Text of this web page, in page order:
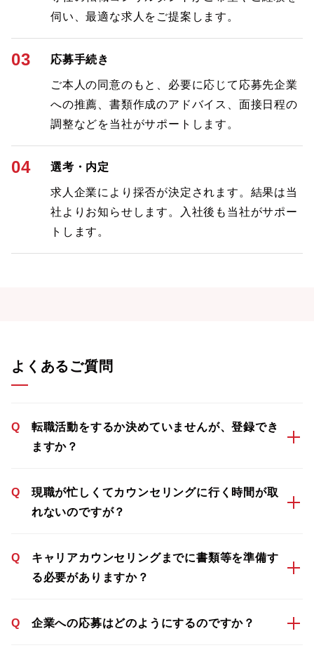
伺い、最適な求人をご提案します。
03 応募手続き
ご本人の同意のもと、必要に応じて応募先企業
への推薦、書類作成のアドバイス、面接日程の
調整などを当社がサポートします。
04 選考・内定
求人企業により採否が決定されます。結果は当
社よりお知らせします。入社後も当社がサポー
トします。
よくあるご質問
Q
転職活動をするか決めていませんが、登録でき
ますか？
Q
現職が忙しくてカウンセリングに行く時間が取
れないのですが？
Q
キャリアカウンセリングまでに書類等を準備す
る必要がありますか？
Q 企業への応募はどのようにするのですか？